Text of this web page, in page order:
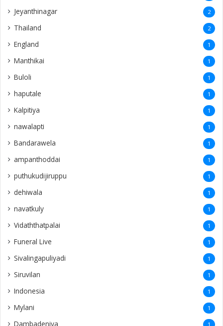
Jeyanthinagar 2
Thailand 2
England 1
Manthikai 1
Buloli 1
haputale 1
Kalpitiya 1
nawalapti 1
Bandarawela 1
ampanthoddai 1
puthukudijiruppu 1
dehiwala 1
navatkuly 1
Vidaththatpalai 1
Funeral Live 1
Sivalingapuliyadi 1
Siruvilan 1
Indonesia 1
Mylani 1
Dambadeniya 1